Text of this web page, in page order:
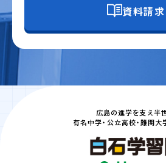
資料請求
広島の進学を支え半
有名中学・公立高校・難関